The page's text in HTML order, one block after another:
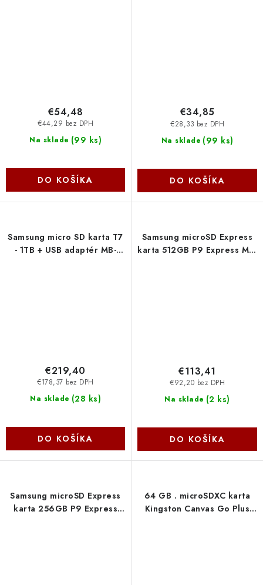
Na sklade (99 ks)
€44,29 bez DPH
€54,48
DO KOŠÍKA
Na sklade (99 ks)
€28,33 bez DPH
€34,85
DO KOŠÍKA
Samsung micro SD karta T7
- 1TB + USB adaptér MB-
Na sklade (28 ks)
€178,37 bez DPH
€219,40
DO KOŠÍKA
Samsung microSD Express
karta 512GB P9 Express MB-
Na sklade (2 ks)
€92,20 bez DPH
€113,41
DO KOŠÍKA
Samsung microSD Express
karta 256GB P9 Express
64 GB . microSDXC karta
Kingston Canvas Go Plus